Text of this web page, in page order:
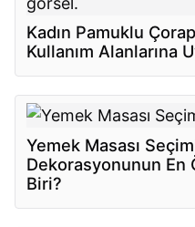
Kadın Pamuklu
Kullanım Alanlarına
Yemek Masası
Dekorasyonunun En
Biri?